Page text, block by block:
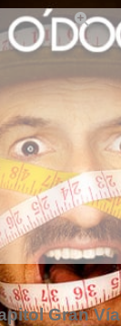
Gran Vía